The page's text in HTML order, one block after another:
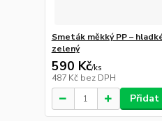
Smeták měkký PP –
zelený
590 Kč/ks
487 Kč bez DPH
Přidat